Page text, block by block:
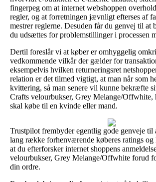
fingerpeg om at internet webshoppen
regler, og at forretningen jævnligt efterses af
mestrer reglerne. Desuden får du genvej til at
du udsættes for problemstillinger i processen
Dertil foreslår vi at køber er omhyggelig
vedkommende vilkår der gælder for
eksempelvis hvilken returneringsret
relation er det tilmed vigtigt, at man når som
kvittering, så man senere vil kunne bekræfte
Crafts velourbukser, Grey Melange/Offwhite,
skal købe til en kvinde eller mand.
Trustpilot frembyder egentlig gode genveje til
lang række forhenværende køberes ratings og
at du efterforsker internet shoppens
velourbukser, Grey Melange/Offwhite forud
din ordre.